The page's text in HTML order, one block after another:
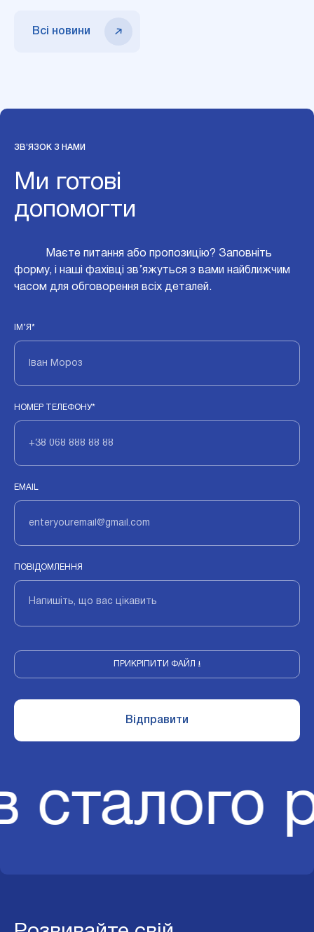
Всі новини
ЗВ’ЯЗОК З НАМИ
Ми готові
допомогти
Маєте питання або пропозицію? Заповніть
форму, і наші фахівці зв’яжуться з вами найближчим
часом для обговорення всіх деталей.
ІМ’Я*
НОМЕР ТЕЛЕФОНУ*
EMAIL
ПОВІДОМЛЕННЯ
ПРИКРІПИТИ ФАЙЛ ⭳
сталого